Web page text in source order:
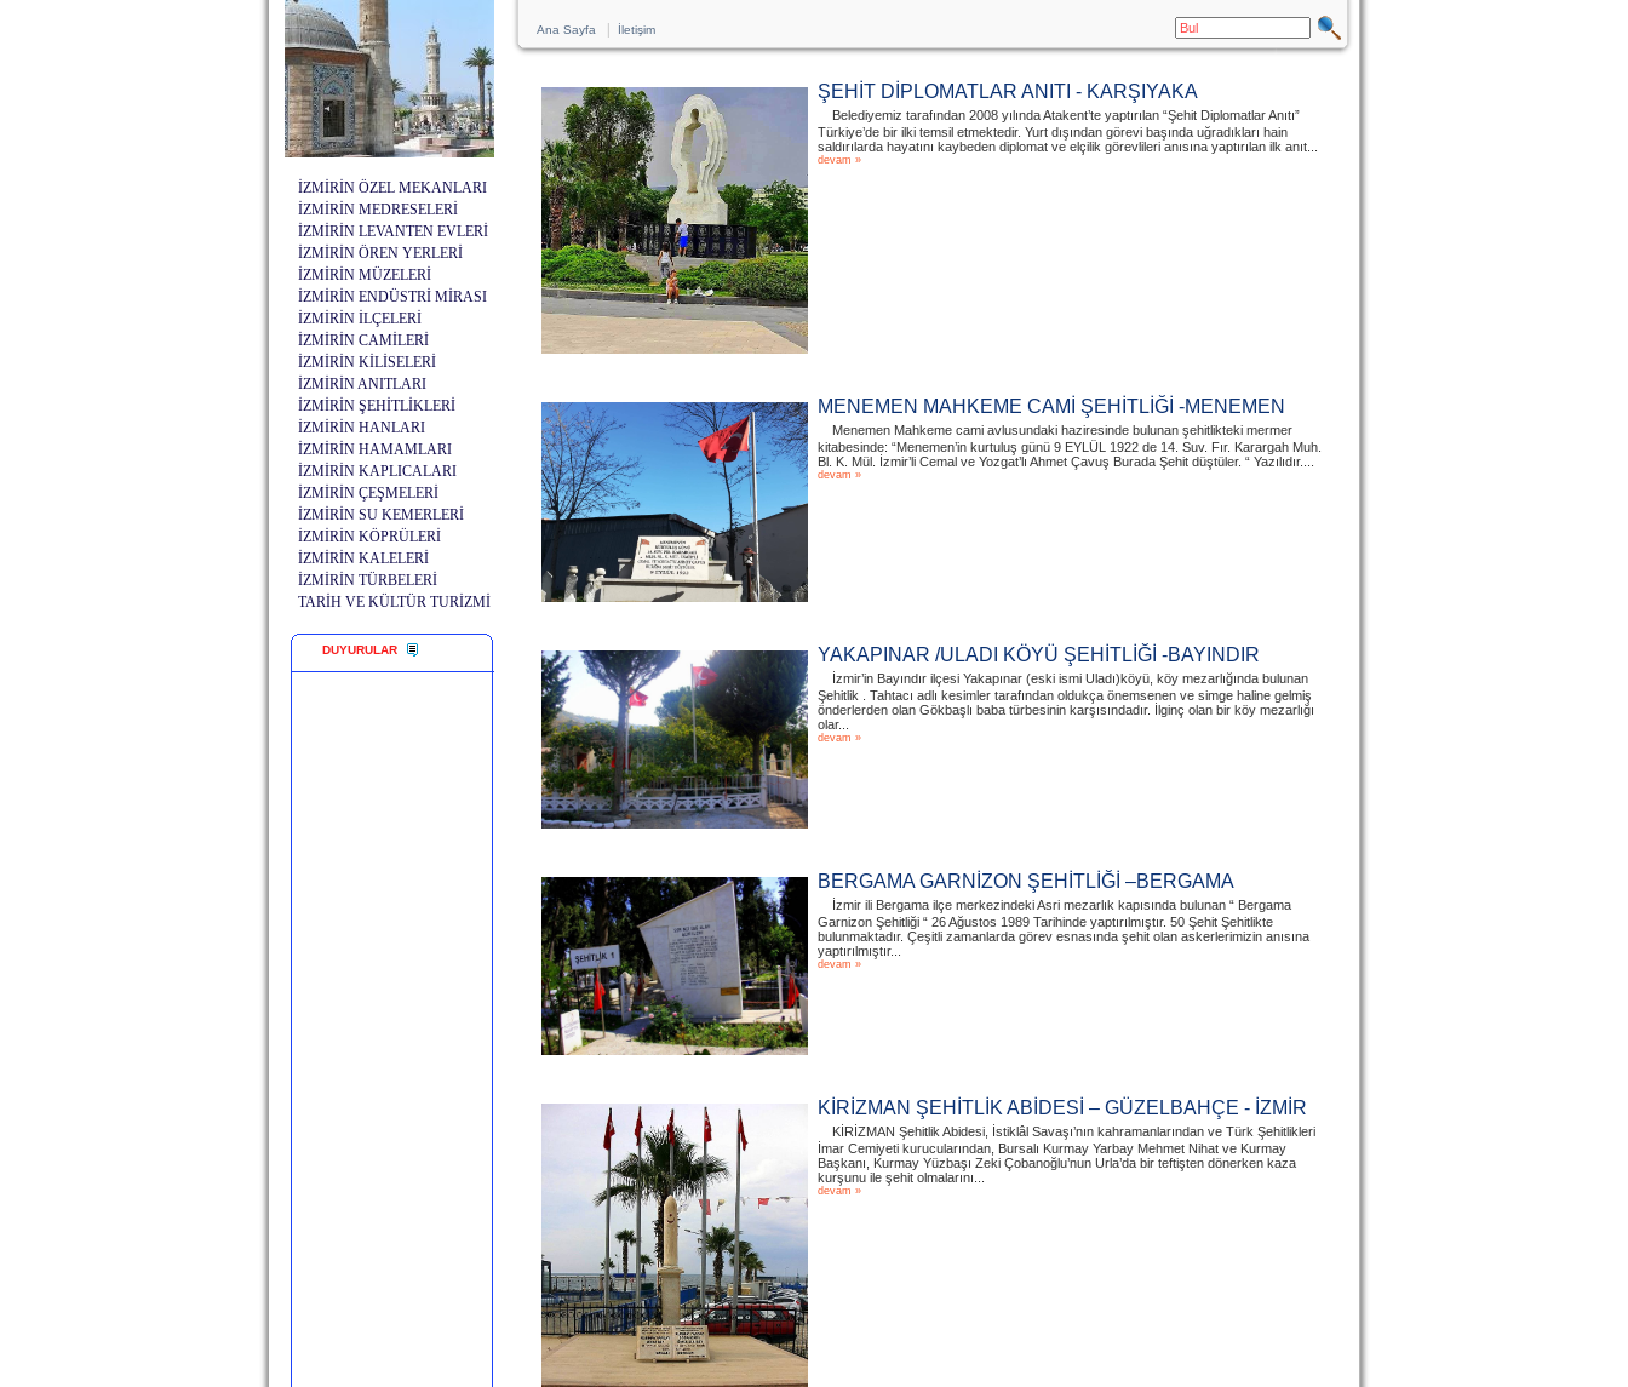
İZMİRİN ÖZEL MEKANLARI
İZMİRİN MEDRESELERİ
İZMİRİN LEVANTEN EVLERİ
İZMİRİN ÖREN YERLERİ
İZMİRİN MÜZELERİ
İZMİRİN ENDÜSTRİ MİRASI
İZMİRİN İLÇELERİ
İZMİRİN CAMİLERİ
İZMİRİN KİLİSELERİ
İZMİRİN ANITLARI
İZMİRİN ŞEHİTLİKLERİ
İZMİRİN HANLARI
İZMİRİN HAMAMLARI
İZMİRİN KAPLICALARI
İZMİRİN ÇEŞMELERİ
İZMİRİN SU KEMERLERİ
İZMİRİN KÖPRÜLERİ
İZMİRİN KALELERİ
İZMİRİN TÜRBELERİ
TARİH VE KÜLTÜR TURİZMİ
DUYURULAR
Ana Sayfa| İletişim
ŞEHİT DİPLOMATLAR ANITI - KARŞIYAKA
Belediyemiz tarafından 2008 yılında Atakent’te yaptırılan “Şehit Diplomatlar Anıtı”
Türkiye’de bir ilki temsil etmektedir. Yurt dışından görevi başında uğradıkları hain
saldırılarda hayatını kaybeden diplomat ve elçilik görevlileri anısına yaptırılan ilk anıt...
devam »
MENEMEN MAHKEME CAMİ ŞEHİTLİĞİ -MENEMEN
Menemen Mahkeme cami avlusundaki haziresinde bulunan şehitlikteki mermer
kitabesinde: “Menemen’in kurtuluş günü 9 EYLÜL 1922 de 14. Suv. Fır. Karargah Muh.
Bl. K. Mül. İzmir’li Cemal ve Yozgat’lı Ahmet Çavuş Burada Şehit düştüler. “ Yazılıdır....
devam »
YAKAPINAR /ULADI KÖYÜ ŞEHİTLİĞİ -BAYINDIR
İzmir’in Bayındır ilçesi Yakapınar (eski ismi Uladı)köyü, köy mezarlığında bulunan
Şehitlik . Tahtacı adlı kesimler tarafından oldukça önemsenen ve simge haline gelmiş
önderlerden olan Gökbaşlı baba türbesinin karşısındadır. İlginç olan bir köy mezarlığı
olar...
devam »
BERGAMA GARNİZON ŞEHİTLİĞİ –BERGAMA
İzmir ili Bergama ilçe merkezindeki Asri mezarlık kapısında bulunan “ Bergama
Garnizon Şehitliği “ 26 Ağustos 1989 Tarihinde yaptırılmıştır. 50 Şehit Şehitlikte
bulunmaktadır. Çeşitli zamanlarda görev esnasında şehit olan askerlerimizin anısına
yaptırılmıştır...
devam »
KİRİZMAN ŞEHİTLİK ABİDESİ – GÜZELBAHÇE - İZMİR
KİRİZMAN Şehitlik Abidesi, İstiklâl Savaşı’nın kahramanlarından ve Türk Şehitlikleri
İmar Cemiyeti kurucularından, Bursalı Kurmay Yarbay Mehmet Nihat ve Kurmay
Başkanı, Kurmay Yüzbaşı Zeki Çobanoğlu’nun Urla’da bir teftişten dönerken kaza
kurşunu ile şehit olmalarını...
devam »